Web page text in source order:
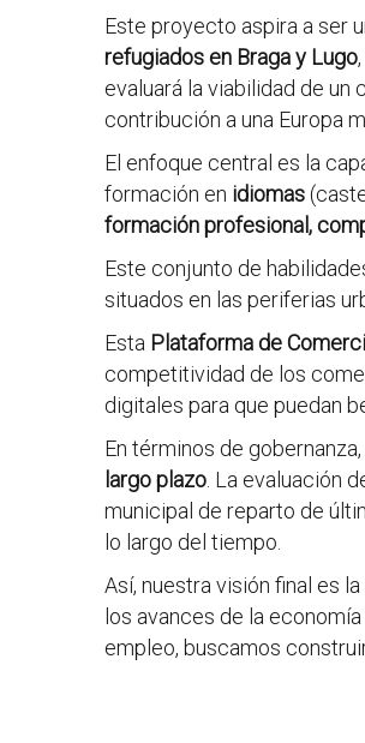
Este proyecto aspira a ser
refugiados en Braga y Lugo
evaluará la viabilidad de
contribución a una Europa
El enfoque central es la
formación en idiomas
formación profesional,
Este conjunto de
situados en las periferias
Esta Plataforma de
competitividad de los
digitales para que puedan
En términos de
largo plazo . La evaluación
municipal de reparto de
lo largo del tiempo.
Así, nuestra visión final es
los avances de la
empleo, buscamos